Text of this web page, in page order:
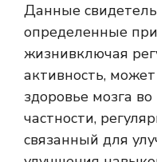
Данные
определенные
жизнивключая
активность,
здоровье мозга
частности,
связанный для